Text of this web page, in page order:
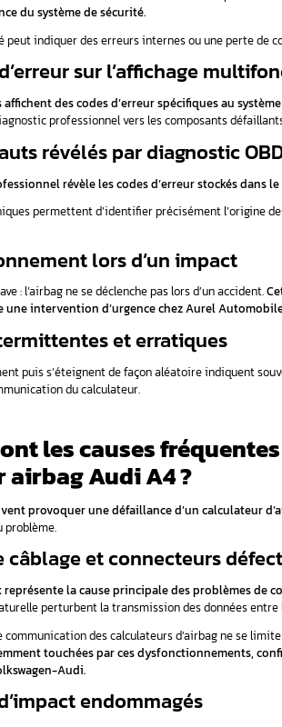
1. Quels sont les symptômes d’un
2. Quelles sont les causes fréquentes
3. Comment résoudre efficacement ces
4. Pourquoi choisir Aurel Automobile
5. Conseils de maintenance préventive
FAQ
Quels sont les
problèmes de communication avec les
Reconnaître ces signes permet
1.1. Voyant d’airbag
témoin d’airbagsur le tableau de bord
une défaillance du système de
voyant airbag allumé peut indiquer des
Messages d’erreur sur
Audi A4modernes affichent des codes
et orientent le diagnostic
Codes défauts
diagnostic OBD professionnel révèle les